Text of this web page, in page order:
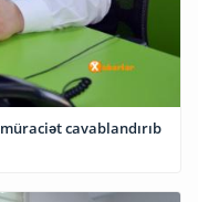
cavablandırıb